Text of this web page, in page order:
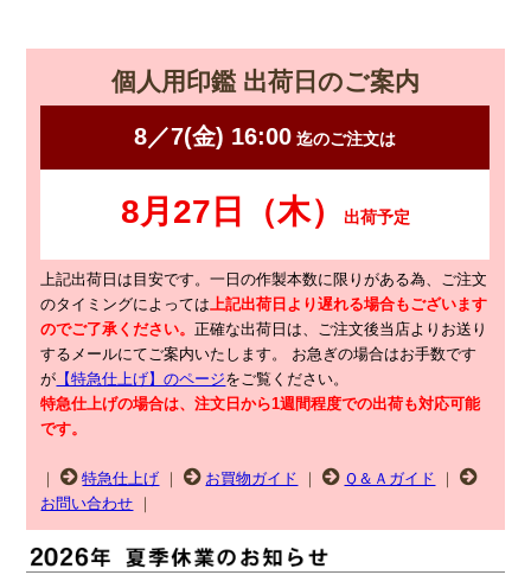
個人用印鑑 出荷日のご案内
上記出荷日は目安です。一日の作製本数に限りがある為、ご注文
のタイミングによっては上記出荷日より遅れる場合もございます
のでご了承ください。正確な出荷日は、ご注文後当店よりお送り
するメールにてご案内いたします。 お急ぎの場合はお手数です
が 【特急仕上げ】のページをご覧ください。
特急仕上げの場合は、注文日から1週間程度での出荷も対応可能
です。
｜ 特急仕上げ ｜ お買物ガイド ｜ Ｑ＆Ａガイド ｜
お問い合わせ ｜